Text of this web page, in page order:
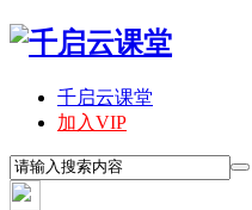
千启云课堂
加入VIP